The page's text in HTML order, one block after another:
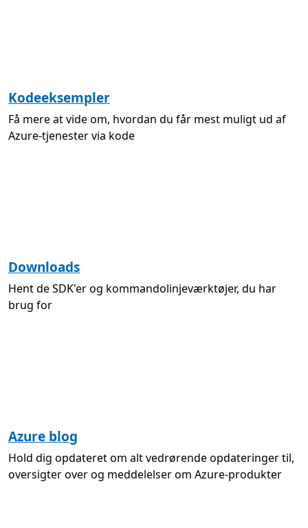
Kodeeksempler
Få mere at vide om, hvordan du får mest muligt ud af
Azure-tjenester via kode
Downloads
Hent de SDK'er og kommandolinjeværktøjer, du har
brug for
Azure blog
Hold dig opdateret om alt vedrørende opdateringer til,
oversigter over og meddelelser om Azure-produkter